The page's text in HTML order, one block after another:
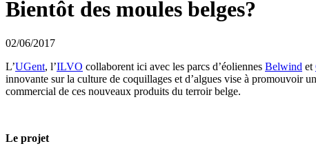
Bientôt des moules belges?
02/06/2017
L’UGent, l’ILVO collaborent ici avec les parcs d’éoliennes Belwind et
innovante sur la culture de coquillages et d’algues vise à promouvoir
commercial de ces nouveaux produits du terroir belge.
Le projet